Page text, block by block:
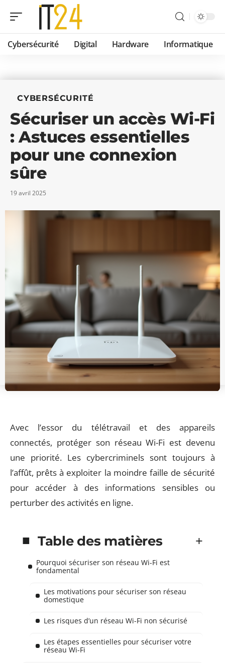
Cybersécurité Digital Hardware Informatique
CYBERSÉCURITÉ
Sécuriser un accès Wi-Fi
: Astuces essentielles
pour une connexion
sûre
19 avril 2025
Avec l’essor du télétravail et des appareils
connectés, protéger son réseau Wi-Fi est devenu
une priorité. Les cybercriminels sont toujours à
l’affût, prêts à exploiter la moindre faille de sécurité
pour accéder à des informations sensibles ou
perturber des activités en ligne.
Table des matières
Pourquoi sécuriser son réseau Wi-Fi est
fondamental
Les motivations pour sécuriser son réseau
domestique
Les risques d’un réseau Wi-Fi non sécurisé
Les étapes essentielles pour sécuriser votre
réseau Wi-Fi